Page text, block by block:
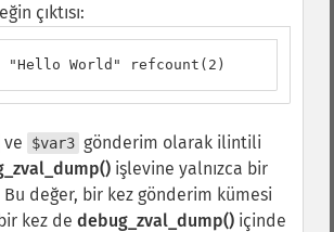
çıktısı:
World" refcount(2)
ve $var3 gönderim olarak ilintili
işlevine yalnızca bir
Bu değer, bir kez gönderim kümesi
kez de debug_zval_dump() içinde